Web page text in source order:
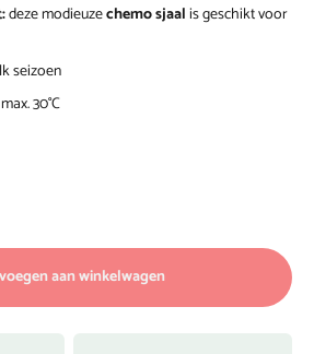
deze modieuzechemo sjaalis geschikt voor
seizoen
30°C
aan winkelwagen